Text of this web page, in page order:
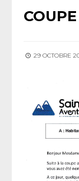
29 OCTOBRE